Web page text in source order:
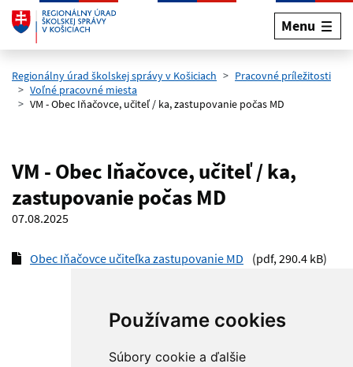
Používame cookies
Súbory cookie a ďalšie
Preskočiť na hlavný obsah
Menu
Regionálny úrad školskej správy v Košiciach
Pracovné príležitosti
Voľné pracovné miesta
VM - Obec Iňačovce, učiteľ / ka, zastupovanie počas MD
VM - Obec Iňačovce, učiteľ / ka,
zastupovanie počas MD
07.08.2025
Obec Iňačovce učiteľka zastupovanie MD (pdf, 290.4 kB)